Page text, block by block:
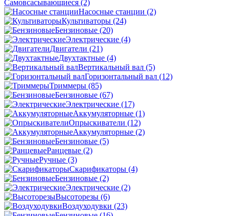
Самовсасывающиеся (2)
Насосные станции (2)
Культиваторы (24)
Бензиновые (20)
Электрические (4)
Двигатели (21)
Двухтактные (4)
Вертикальный вал (5)
Горизонтальный вал (12)
Триммеры (85)
Бензиновые (67)
Электрические (17)
Аккумуляторные (1)
Опрыскиватели (12)
Аккумуляторные (2)
Бензиновые (5)
Ранцевые (2)
Ручные (3)
Скарификаторы (4)
Бензиновые (2)
Электрические (2)
Высоторезы (6)
Воздуходувки (23)